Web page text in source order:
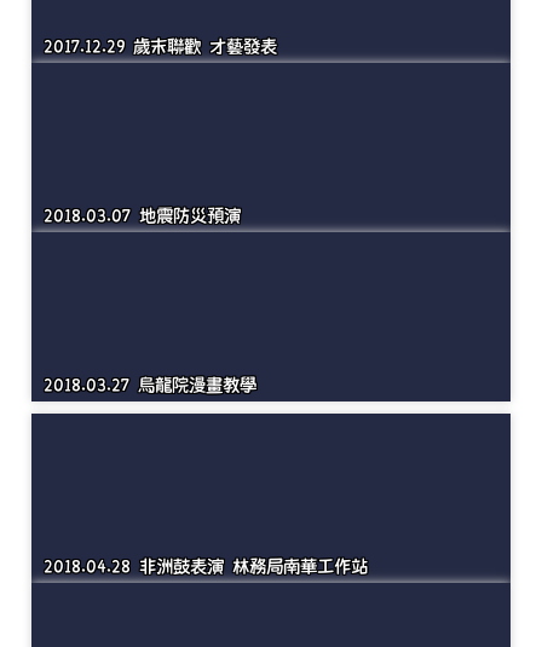
2017.12.21 非洲鼓表演 7-11開幕
2017.12.29 歲末聯歡 才藝發表
2018.03.07 地震防災預演
2018.03.27 烏龍院漫畫教學